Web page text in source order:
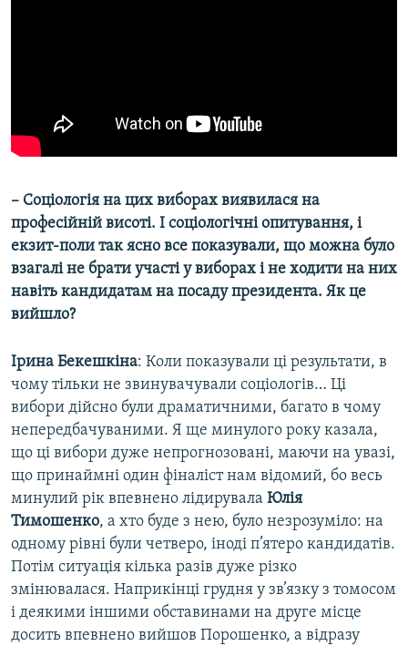
– Соціологія на цих виборах виявилася на
професійній висоті. І соціологічні опитування, і
екзит-поли так ясно все показували, що можна було
взагалі не брати участі у виборах і не ходити на них
навіть кандидатам на посаду президента. Як це
вийшло?
Ірина Бекешкіна: Коли показували ці результати, в
чому тільки не звинувачували соціологів… Ці
вибори дійсно були драматичними, багато в чому
непередбачуваними. Я ще минулого року казала,
що ці вибори дуже непрогнозовані, маючи на увазі,
що принаймні один фіналіст нам відомий, бо весь
минулий рік впевнено лідирувала Юлія
Тимошенко, а хто буде з нею, було незрозуміло: на
одному рівні були четверо, іноді п’ятеро кандидатів.
Потім ситуація кілька разів дуже різко
змінювалася. Наприкінці грудня у зв’язку з томосом
і деякими іншими обставинами на друге місце
досить впевнено вийшов Порошенко, а відразу